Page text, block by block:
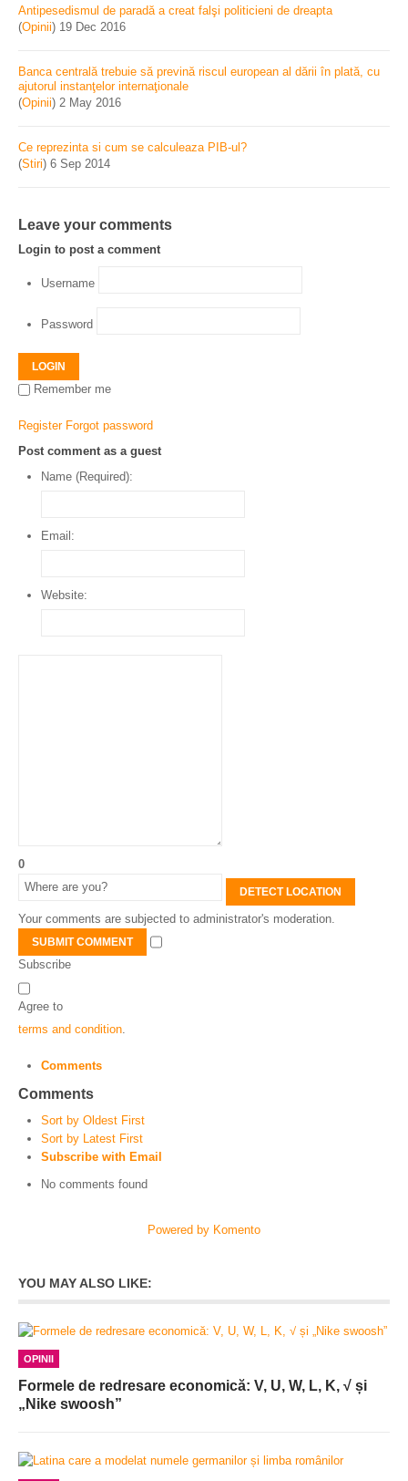
Antipesedismul de paradă a creat falşi politicieni de dreapta
(Opinii) 19 Dec 2016
Banca centrală trebuie să prevină riscul european al dării în plată, cu
ajutorul instanţelor internaţionale
(Opinii) 2 May 2016
Ce reprezinta si cum se calculeaza PIB-ul?
(Stiri) 6 Sep 2014
Leave your comments
Login to post a comment
Username
Password
LOGIN
Remember me
Register Forgot password
Post comment as a guest
Name (Required):
Email:
Website:
0
DETECT LOCATION
Your comments are subjected to administrator's moderation.
SUBMIT COMMENT
Subscribe
Agree to
terms and condition
Comments
Comments
Sort by Oldest First
Sort by Latest First
Subscribe with Email
No comments found
Powered by Komento
YOU MAY ALSO LIKE:
OPINII
Formele de redresare economică: V, U, W, L, K, √ și
„Nike swoosh”